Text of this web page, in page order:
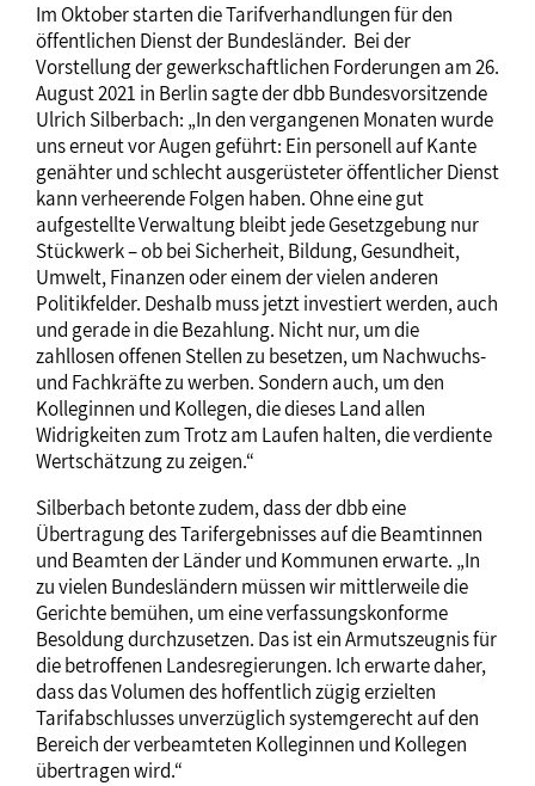
Im Oktober starten die Tarifverhandlungen für den
öffentlichen Dienst der Bundesländer. Bei der
Vorstellung der gewerkschaftlichen Forderungen am 26.
August 2021 in Berlin sagte der dbb Bundesvorsitzende
Ulrich Silberbach: „In den vergangenen Monaten wurde
uns erneut vor Augen geführt: Ein personell auf Kante
genähter und schlecht ausgerüsteter öffentlicher Dienst
kann verheerende Folgen haben. Ohne eine gut
aufgestellte Verwaltung bleibt jede Gesetzgebung nur
Stückwerk – ob bei Sicherheit, Bildung, Gesundheit,
Umwelt, Finanzen oder einem der vielen anderen
Politikfelder. Deshalb muss jetzt investiert werden, auch
und gerade in die Bezahlung. Nicht nur, um die
zahllosen offenen Stellen zu besetzen, um Nachwuchs-
und Fachkräfte zu werben. Sondern auch, um den
Kolleginnen und Kollegen, die dieses Land allen
Widrigkeiten zum Trotz am Laufen halten, die verdiente
Wertschätzung zu zeigen.“
Silberbach betonte zudem, dass der dbb eine
Übertragung des Tarifergebnisses auf die Beamtinnen
und Beamten der Länder und Kommunen erwarte. „In
zu vielen Bundesländern müssen wir mittlerweile die
Gerichte bemühen, um eine verfassungskonforme
Besoldung durchzusetzen. Das ist ein Armutszeugnis für
die betroffenen Landesregierungen. Ich erwarte daher,
dass das Volumen des hoffentlich zügig erzielten
Tarifabschlusses unverzüglich systemgerecht auf den
Bereich der verbeamteten Kolleginnen und Kollegen
übertragen wird.“